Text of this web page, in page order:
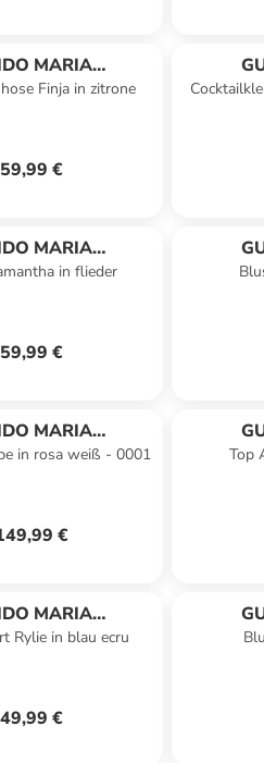
MARIA
Finja in zitrone
59,99 €
MARIA
in flieder
59,99 €
MARIA
in rosa weiß - 0001
€
Top
MARIA
Rylie in blau ecru
49,99 €